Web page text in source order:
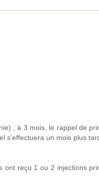
; à 3 mois, le rappel de
s'effectuera un mois plus
ont reçu 1 ou 2 injections